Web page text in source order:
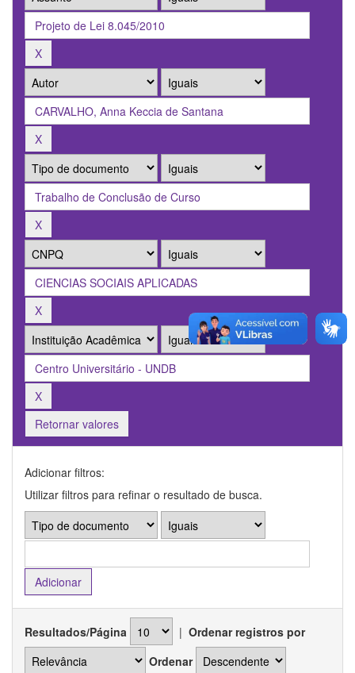
Retornar valores
Adicionar filtros:
Utilizar filtros para refinar o resultado de busca.
Resultados/Página | Ordenar registros por
Ordenar